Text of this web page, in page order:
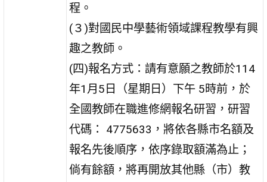
程。
(３)對國民中學藝術領域課程教學有興
趣之教師。
(四)報名方式：請有意願之教師於114
年1月5日（星期日）下午 5時前，於
全國教師在職進修網報名研習，研習
代碼： 4775633，將依各縣市名額及
報名先後順序，依序錄取額滿為止；
倘有餘額，將再開放其他縣（市）教